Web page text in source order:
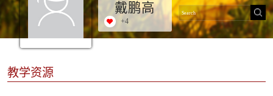
戴鹏高
+4
教学资源